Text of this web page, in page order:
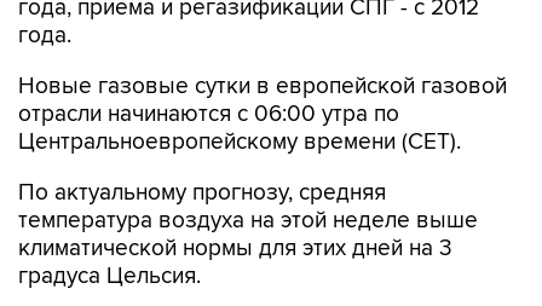
Новые газовые сутки в европейской газовой
Центральноевропейскому времени (CET).
По актуальному прогнозу, средняя
климатической нормы для этих дней на 3
градуса Цельсия.
Выработка возобновляемой энергетики -